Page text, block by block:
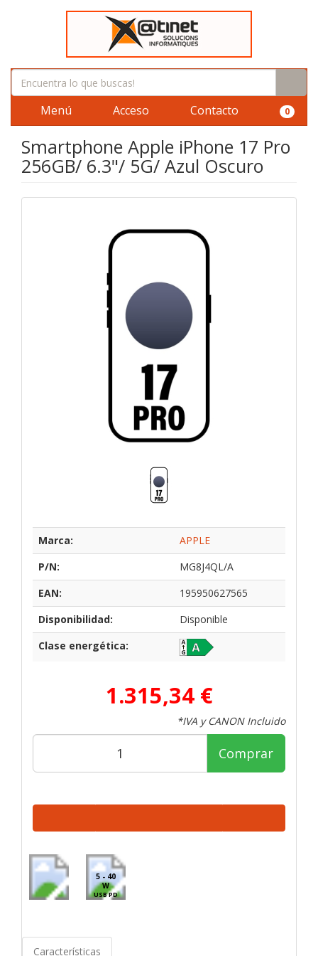
Menú Acceso Contacto 0
Smartphone Apple iPhone 17 Pro
256GB/ 6.3"/ 5G/ Azul Oscuro
Marca:
APPLE
P/N:
MG8J4QL/A
EAN:
195950627565
Disponibilidad:
Disponible
Clase energética:
1.315,34 €
*IVA y CANON Incluido
Comprar
5 - 40
W
USB PD
Características